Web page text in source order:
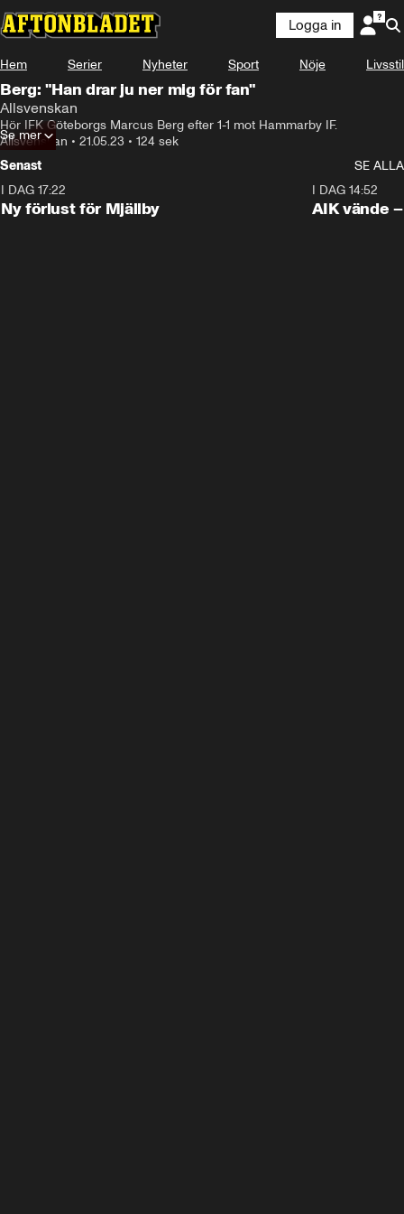
Logga in
Hem Serier Nyheter Sport Nöje Livsstil
Berg: "Han drar ju ner mig för fan"
Allsvenskan
Hör IFK Göteborgs Marcus Berg efter 1-1 mot Hammarby IF.
Allsvenskan • 21.05.23 • 124 sek
Se mer
Senast
SE ALLA
I DAG 17:22
Ny förlust för Mjällby
I DAG 14:52
AIK vände